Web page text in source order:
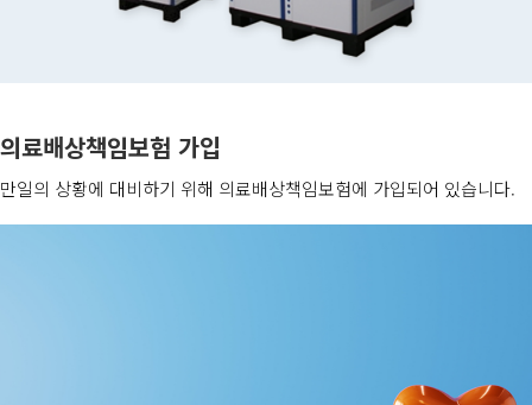
의료배상책임보험 가입
만일의 상황에 대비하기 위해 의료배상책임보험에 가입되어 있습니다.